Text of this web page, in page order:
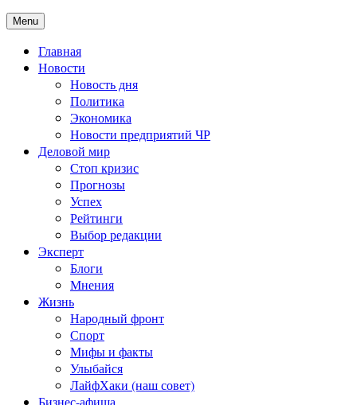
Menu
Главная
Новости
Новость дня
Политика
Экономика
Новости предприятий ЧР
Деловой мир
Стоп кризис
Прогнозы
Успех
Рейтинги
Выбор редакции
Эксперт
Блоги
Мнения
Жизнь
Народный фронт
Спорт
Мифы и факты
Улыбайся
ЛайфХаки (наш совет)
Бизнес-афиша